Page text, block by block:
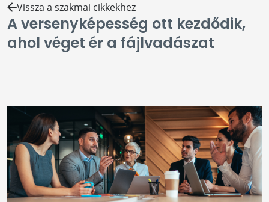
A versenyképesség ott kezdődik,
ahol véget ér a fájlvadászat
Vissza a szakmai cikkekhez